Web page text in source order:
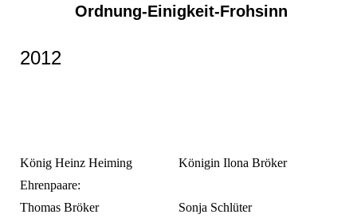
Ordnung-Einigkeit-Frohsinn
2012
König Heinz Heiming
Königin Ilona Bröker
Ehrenpaare:
Thomas Bröker
Sonja Schlüter